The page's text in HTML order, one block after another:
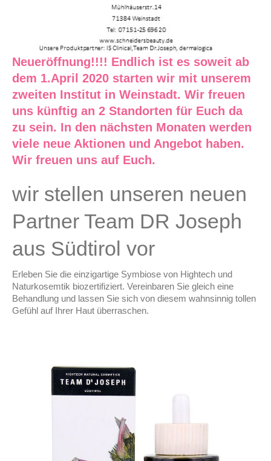
Neueröffnung!!!! Endlich ist es soweit ab
dem 1.April 2020 starten wir mit unserem
zweiten Institut in Weinstadt. Wir freuen
uns künftig an 2 Standorten für Euch da
zu sein. In den nächsten Monaten werden
viele neue Aktionen und Angebot haben.
Wir freuen uns auf Euch.
wir stellen unseren neuen
Partner Team DR Joseph
aus Südtirol vor
Erleben Sie die einzigartige Symbiose von Hightech und
Naturkosemtik biozertifiziert. Vereinbaren Sie gleich eine
Behandlung und lassen Sie sich von diesem wahnsinnig tollen
Gefühl auf Ihrer Haut überraschen.